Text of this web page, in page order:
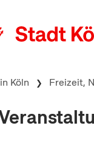
Köln Freizeit,